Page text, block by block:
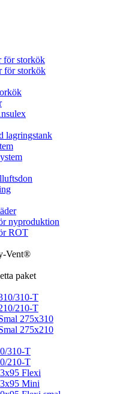
för storkök
för storkök
lagringstank
nyproduktion
ROT
Vent®
paket
310-T
210-T
275x310
275x210
310-T
210-T
Flexi
Mini